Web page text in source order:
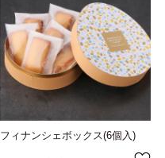
フィナンシェボックス(6個入)